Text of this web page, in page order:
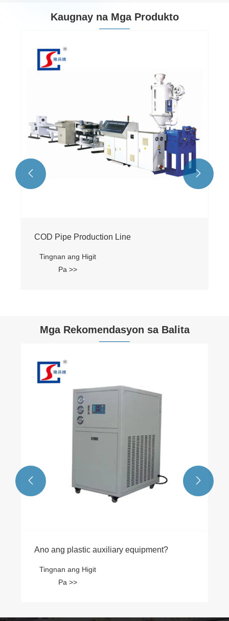
Kaugnay na Mga Produkto
COD Pipe Production Line
Tingnan ang Higit
Pa >>
 
Mga Rekomendasyon sa Balita
Ano ang plastic auxiliary equipment?
Tingnan ang Higit
Pa >>
 